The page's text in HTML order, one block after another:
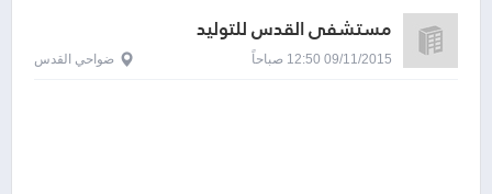
مستشفى القدس للتوليد
09/11/2015 12:50 صباحاً ضواحي القدس